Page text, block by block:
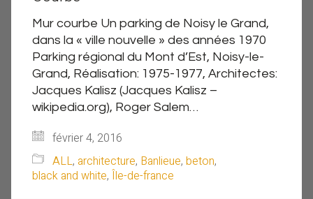
Mur courbe Un parking de Noisy le Grand,
dans la « ville nouvelle » des années 1970
Parking régional du Mont d’Est, Noisy-le-
Grand, Réalisation: 1975-1977, Architectes:
Jacques Kalisz (Jacques Kalisz –
wikipedia.org), Roger Salem…
février 4, 2016
ALL, architecture, Banlieue, beton,
black and white, Île-de-france